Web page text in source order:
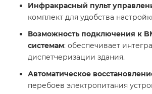
Инфракрасный пульт
комплект для удобства
Возможность подключения к
системам: обеспечивает
диспетчеризации здания.
Автоматическое
перебоев электропитания